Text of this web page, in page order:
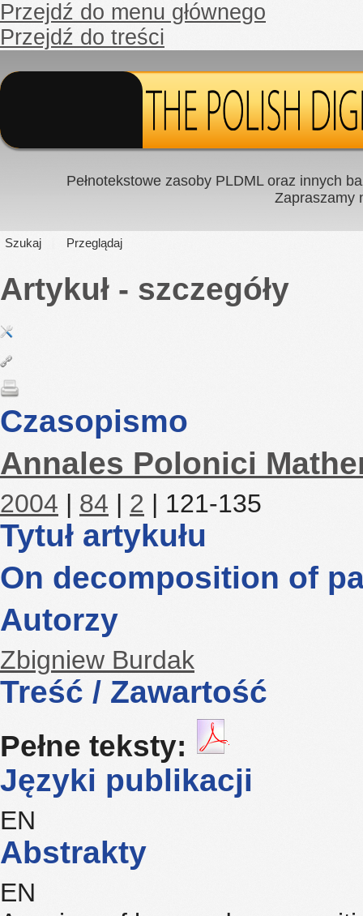
Przejdź do menu głównego
Przejdź do treści
Pełnotekstowe zasoby PLDML oraz innych
Zapraszamy
Szukaj Przeglądaj
Artykuł - szczegóły
Czasopismo
Annales Polonici
2004 | 84 | 2 | 121-135
Tytuł artykułu
On decomposition of
Autorzy
Zbigniew Burdak
Treść / Zawartość
Pełne teksty:
Języki publikacji
EN
Abstrakty
EN